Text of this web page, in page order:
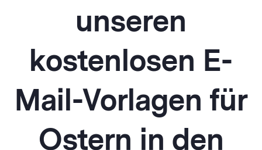
unseren
kostenlosen E-
Mail-Vorlagen für
Ostern in den